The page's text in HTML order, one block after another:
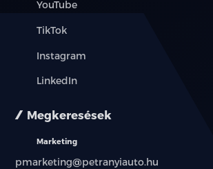
YouTube
TikTok
Instagram
LinkedIn
Megkeresések
Marketing
pmarketing@petranyiauto.hu